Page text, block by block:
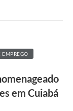
em Cuiabá